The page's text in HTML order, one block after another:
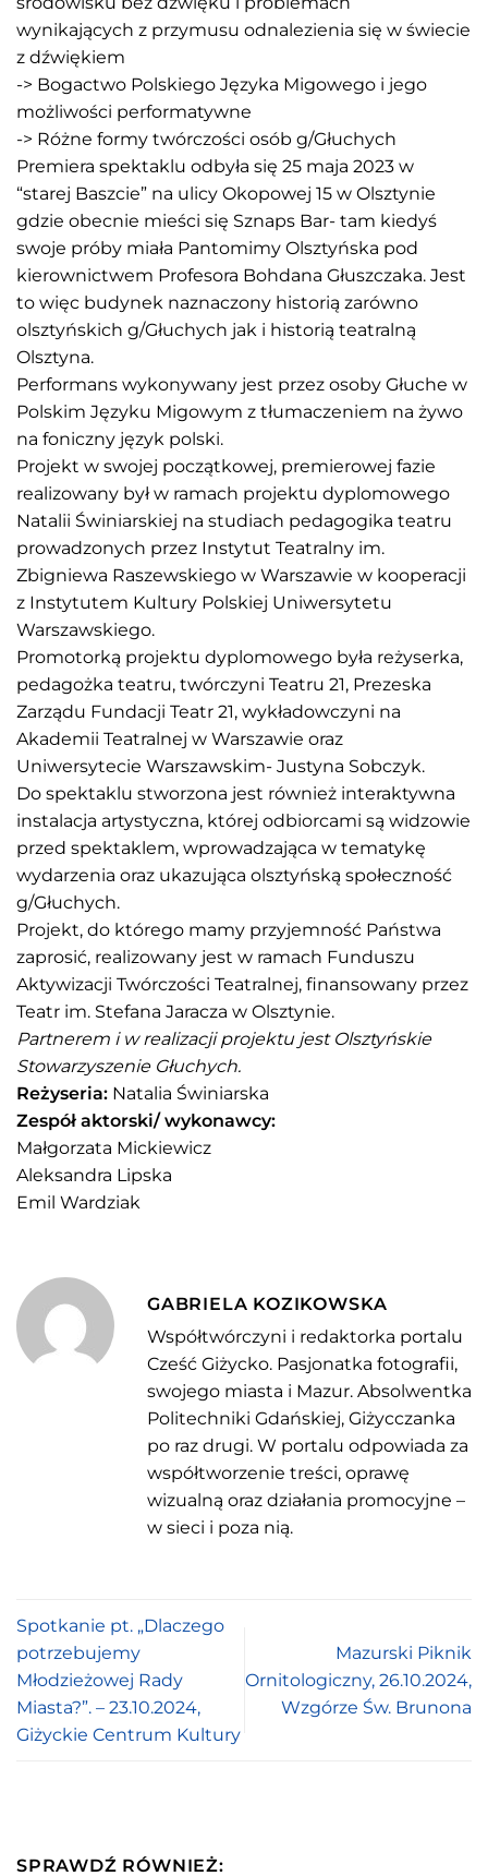
wynikających z przymusu odnalezienia się w świecie
z dźwiękiem
-> Bogactwo Polskiego Języka Migowego i jego
możliwości performatywne
-> Różne formy twórczości osób g/Głuchych
Premiera spektaklu odbyła się 25 maja 2023 w
“starej Baszcie” na ulicy Okopowej 15 w Olsztynie
gdzie obecnie mieści się Sznaps Bar- tam kiedyś
swoje próby miała Pantomimy Olsztyńska pod
kierownictwem Profesora Bohdana Głuszczaka. Jest
to więc budynek naznaczony historią zarówno
olsztyńskich g/Głuchych jak i historią teatralną
Olsztyna.
Performans wykonywany jest przez osoby Głuche w
Polskim Języku Migowym z tłumaczeniem na żywo
na foniczny język polski.
Projekt w swojej początkowej, premierowej fazie
realizowany był w ramach projektu dyplomowego
Natalii Świniarskiej na studiach pedagogika teatru
prowadzonych przez Instytut Teatralny im.
Zbigniewa Raszewskiego w Warszawie w kooperacji
z Instytutem Kultury Polskiej Uniwersytetu
Warszawskiego.
Promotorką projektu dyplomowego była reżyserka,
pedagożka teatru, twórczyni Teatru 21, Prezeska
Zarządu Fundacji Teatr 21, wykładowczyni na
Akademii Teatralnej w Warszawie oraz
Uniwersytecie Warszawskim- Justyna Sobczyk.
Do spektaklu stworzona jest również interaktywna
instalacja artystyczna, której odbiorcami są widzowie
przed spektaklem, wprowadzająca w tematykę
wydarzenia oraz ukazująca olsztyńską społeczność
g/Głuchych.
Projekt, do którego mamy przyjemność Państwa
zaprosić, realizowany jest w ramach Funduszu
Aktywizacji Twórczości Teatralnej, finansowany przez
Teatr im. Stefana Jaracza w Olsztynie.
Partnerem i w realizacji projektu jest Olsztyńskie
Stowarzyszenie Głuchych.
Reżyseria: Natalia Świniarska
Zespół aktorski/ wykonawcy:
Małgorzata Mickiewicz
Aleksandra Lipska
Emil Wardziak
GABRIELA KOZIKOWSKA
Współtwórczyni i redaktorka portalu
Cześć Giżycko. Pasjonatka fotografii,
swojego miasta i Mazur. Absolwentka
Politechniki Gdańskiej, Giżycczanka
po raz drugi. W portalu odpowiada za
współtworzenie treści, oprawę
wizualną oraz działania promocyjne –
w sieci i poza nią.
Spotkanie pt. „Dlaczego
potrzebujemy
Młodzieżowej Rady
Miasta?”. – 23.10.2024,
Giżyckie Centrum Kultury
Mazurski Piknik
Ornitologiczny, 26.10.2024,
Wzgórze Św. Brunona
SPRAWDŹ RÓWNIEŻ: